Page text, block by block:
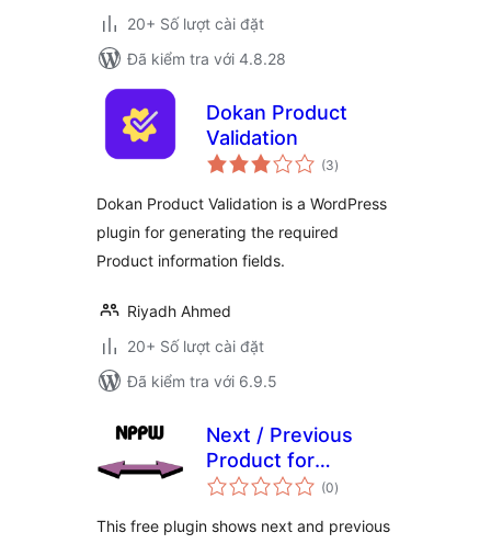
20+ Số lượt cài đặt
Đã kiểm tra với 4.8.28
Dokan Product
Validation
(3tổng
đánh
)
Dokan Product Validation is a WordPress
plugin for generating the required
Product information fields.
Riyadh Ahmed
20+ Số lượt cài đặt
Đã kiểm tra với 6.9.5
Next / Previous
Product for
Woocommerce
(0tổng
đánh
)
This free plugin shows next and previous